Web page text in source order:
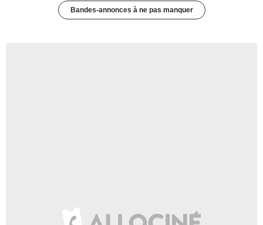
Bandes-annonces à ne pas manquer